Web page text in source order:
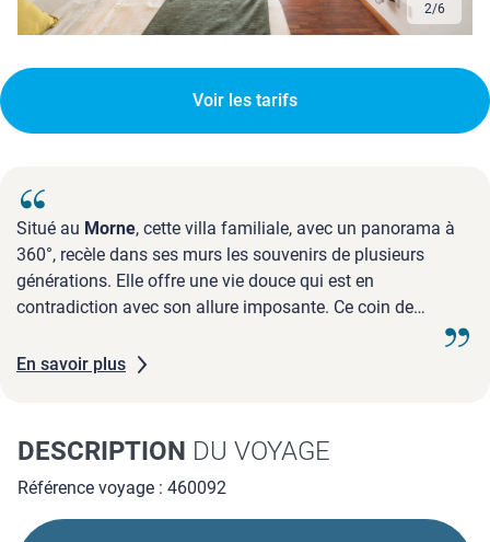
2/6
Voir les tarifs
Situé au Morne, cette villa familiale, avec un panorama à
360°, recèle dans ses murs les souvenirs de plusieurs
générations. Elle offre une vie douce qui est en
contradiction avec son allure imposante. Ce coin de
l'exploration. A 53 km de l'aéroport (1h15).
En savoir plus
DESCRIPTION DU VOYAGE
Référence voyage : 460092